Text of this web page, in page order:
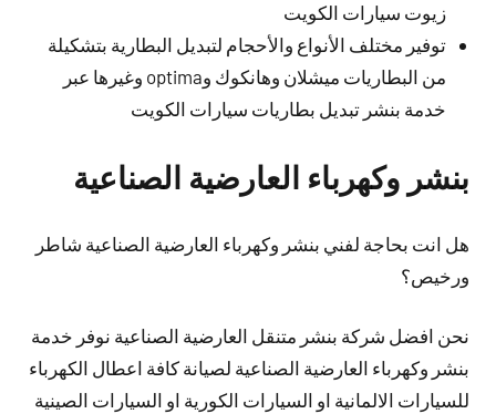
زيوت سيارات الكويت
توفير مختلف الأنواع والأحجام لتبديل البطارية بتشكيلة
من البطاريات ميشلان وهانكوك وoptima وغيرها عبر
خدمة بنشر تبديل بطاريات سيارات الكويت
بنشر وكهرباء العارضية الصناعية
هل انت بحاجة لفني بنشر وكهرباء العارضية الصناعية شاطر
ورخيص؟
نحن افضل شركة بنشر متنقل العارضية الصناعية نوفر خدمة
بنشر وكهرباء العارضية الصناعية لصيانة كافة اعطال الكهرباء
للسيارات الالمانية او السيارات الكورية او السيارات الصينية